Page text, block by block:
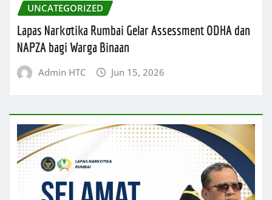
UNCATEGORIZED
Lapas Narkotika Rumbai Gelar Assessment ODHA dan
NAPZA bagi Warga Binaan
Admin HTC Jun 15, 2026